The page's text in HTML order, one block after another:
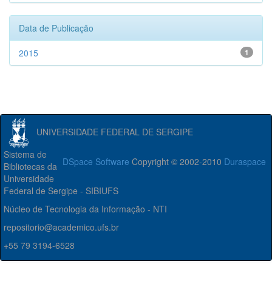
Data de Publicação
1
2015
UNIVERSIDADE FEDERAL DE SERGIPE
DSpace Software Copyright © 2002-2010 Duraspace
Sistema de
Bibliotecas da
Universidade
Federal de Sergipe - SIBIUFS
Núcleo de Tecnologia da Informação - NTI
repositorio@academico.ufs.br
+55 79 3194-6528